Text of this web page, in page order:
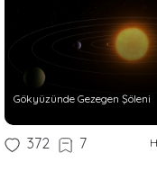
Gökyüzünde Gezegen Şöleni
372 7